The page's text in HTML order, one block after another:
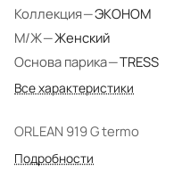
Коллекция—ЭКОНОМ
М/Ж—Женский
Основа парика—TRESS
Все характеристики
ORLEAN 919 G termo
Подробности